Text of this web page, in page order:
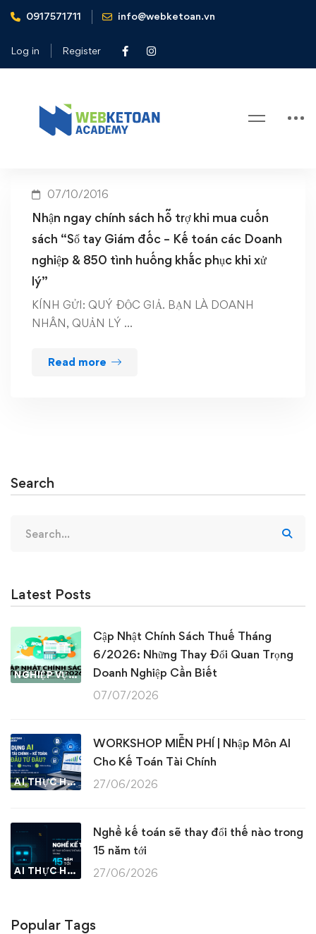
0917571711 info@webketoan.vn
Log in Register
Home Sách sổ tay giám đốc và kế toán doanh nghiệp
Tag: Sách sổ tay giám đốc và kế
07/10/2016
Nhận ngay chính sách hỗ trợ khi mua cuốn
sách “Sổ tay Giám đốc – Kế toán các Doanh
nghiệp & 850 tình huống khắc phục khi xử
lý”
KÍNH GỬI: QUÝ ĐỘC GIẢ. BẠN LÀ DOANH
NHÂN, QUẢN LÝ …
Read more
Search
for:
Latest Posts
NGHIỆP VỤ KẾ TOÁN & THUẾ
Cập Nhật Chính Sách Thuế Tháng
6/2026: Những Thay Đổi Quan Trọng
Doanh Nghiệp Cần Biết
07/07/2026
AI THỰC HÀNH
WORKSHOP MIỄN PHÍ | Nhập Môn AI
Cho Kế Toán Tài Chính
27/06/2026
AI THỰC HÀNH
Nghề kế toán sẽ thay đổi thế nào trong
15 năm tới
27/06/2026
Popular Tags